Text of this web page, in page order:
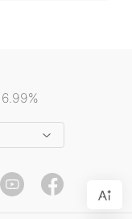
6.99%